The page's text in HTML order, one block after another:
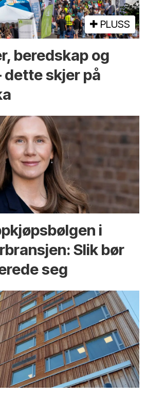
PLUSS
beredskap og
dette skjer på
i
Slik bør
seg